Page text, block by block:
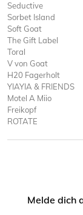
Seductive
Sorbet Island
Soft Goat
The Gift Label
Toral
V von Goat
H20 Fagerholt
YIAYIA & FRIENDS
Motel A Miio
Freikopf
ROTATE
Melde dich